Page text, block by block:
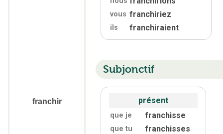
franchir
vous franchiriez
ils franchiraient
Subjonctif
présent
que je franchisse
que tu franchisses